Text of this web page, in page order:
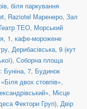
біля паркування
, Raziotel Маренеро, Зал
ТЕО, Морський
1, кафе-морожене
, Дерибасівська, 9 (кут
, Соборна площа
Буніна, 7, Будинок
двох стовпів»,
, Місце
Фектори Груп), Двір